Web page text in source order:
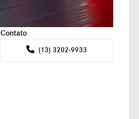
Contato
(13) 3202-9933